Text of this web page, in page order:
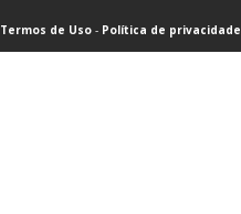
Termos de Uso - Política de privacidade